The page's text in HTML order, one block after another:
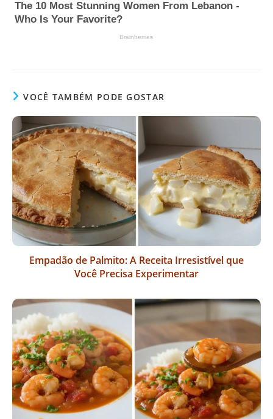
VOCÊ TAMBÉM PODE GOSTAR
Empadão de Palmito: A Receita Irresistível que
Você Precisa Experimentar